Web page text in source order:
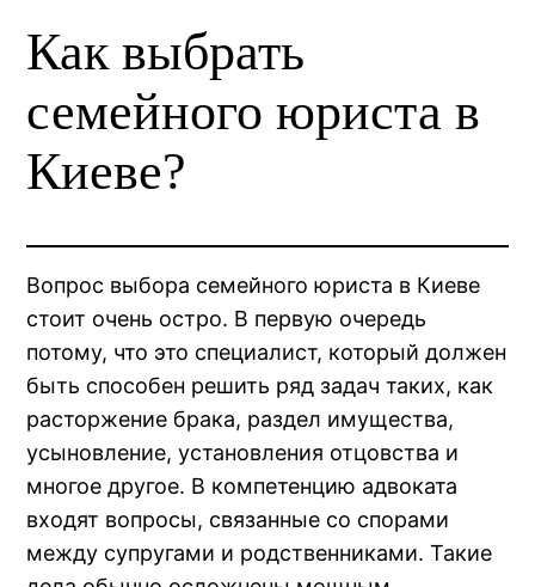
Как выбрать
семейного юриста в
Киеве?
Вопрос выбора семейного юриста в Киеве
стоит очень остро. В первую очередь
потому, что это специалист, который должен
быть способен решить ряд задач таких, как
расторжение брака, раздел имущества,
усыновление, установления отцовства и
многое другое. В компетенцию адвоката
входят вопросы, связанные со спорами
между супругами и родственниками. Такие